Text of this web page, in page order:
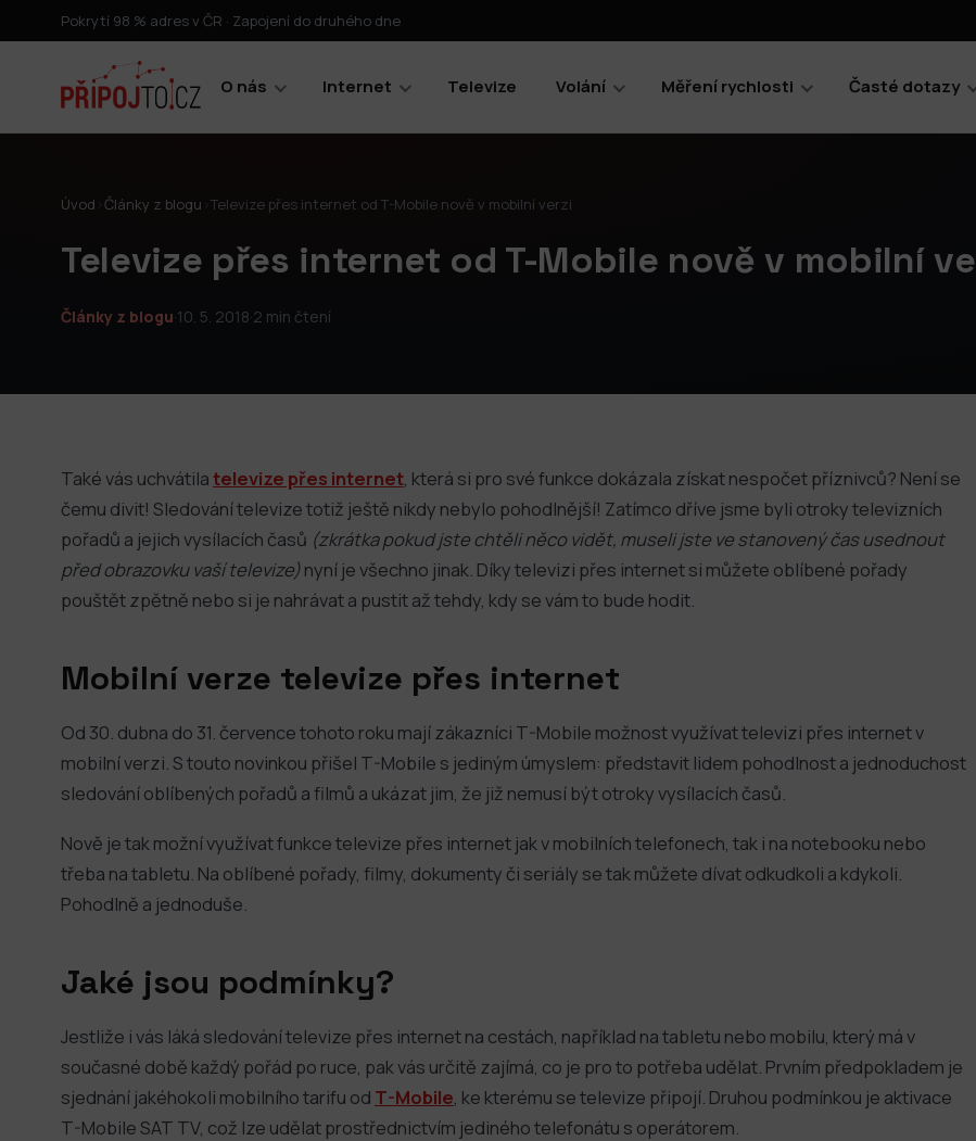
Pokrytí 98 % adres v ČR · Zapojení do druhého dne
O nás Internet Televize Volání Měření rychlosti Časté dotazy
Úvod Články z blogu Televize přes internet od T-Mobile nově v mobilní verzi
Televize přes internet od T-Mobile nově v mobilní
Články z blogu·10. 5. 2018·2 min čtení
Také vás uchvátilatelevize přes internet , která si pro své funkce dokázala získat nespočet příznivců? Není se
čemu divit! Sledování televize totiž ještě nikdy nebylo pohodlnější! Zatímco dříve jsme byli otroky televizních
pořadů a jejich vysílacích časů (zkrátka pokud jste chtěli něco vidět, museli jste ve stanovený čas usednout
před obrazovku vaší televize)nyní je všechno jinak. Díky televizi přes internet si můžete oblíbené pořady
pouštět zpětně nebo si je nahrávat a pustit až tehdy, kdy se vám to bude hodit.
Mobilní verze televize přes internet
Od 30. dubna do 31. července tohoto roku mají zákazníci T-Mobile možnost využívat televizi přes internet v
mobilní verzi. S touto novinkou přišel T-Mobile s jediným úmyslem: představit lidem pohodlnost a jednoduchost
sledování oblíbených pořadů a filmů a ukázat jim, že již nemusí být otroky vysílacích časů.
Nově je tak možní využívat funkce televize přes internet jak v mobilních telefonech, tak i na notebooku nebo
třeba na tabletu. Na oblíbené pořady, filmy, dokumenty či seriály se tak můžete dívat odkudkoli a kdykoli.
Pohodlně a jednoduše.
Jaké jsou podmínky?
Jestliže i vás láká sledování televize přes internet na cestách, například na tabletu nebo mobilu, který má v
současné době každý pořád po ruce, pak vás určitě zajímá, co je pro to potřeba udělat. Prvním předpokladem je
sjednání jakéhokoli mobilního tarifu od T-Mobile , ke kterému se televize připojí. Druhou podmínkou je aktivace
T-Mobile SAT TV, což lze udělat prostřednictvím jediného telefonátu s operátorem.